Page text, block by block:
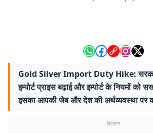
Gold Silver Import Duty Hike:
इम्पोर्ट प्राइस बढ़ाई और इम्पोर्ट के नियमों को
इसका आपकी जेब और देश की अर्थव्यवस्था पर
विज्ञापन